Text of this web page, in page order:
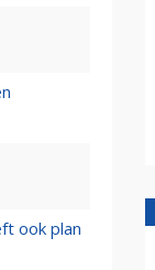
ook plan